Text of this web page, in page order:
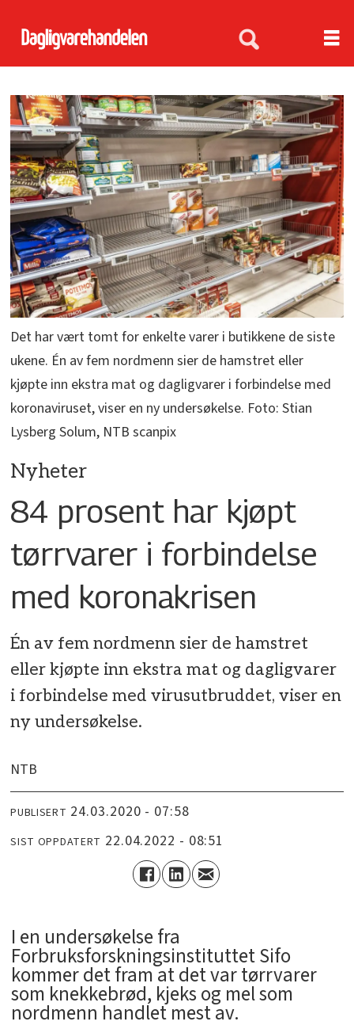
Det har vært tomt for enkelte varer i butikkene de siste
ukene. Én av fem nordmenn sier de hamstret eller
kjøpte inn ekstra mat og dagligvarer i forbindelse med
koronaviruset, viser en ny undersøkelse. Foto: Stian
Lysberg Solum, NTB scanpix
Nyheter
84 prosent har kjøpt
tørrvarer i forbindelse
med koronakrisen
Én av fem nordmenn sier de hamstret
eller kjøpte inn ekstra mat og dagligvarer
i forbindelse med virusutbruddet, viser en
ny undersøkelse.
NTB
PUBLISERT 24.03.2020 - 07:58
SIST OPPDATERT 22.04.2022 - 08:51
I en undersøkelse fra
Forbruksforskningsinstituttet Sifo
kommer det fram at det var tørrvarer
som knekkebrød, kjeks og mel som
nordmenn handlet mest av.